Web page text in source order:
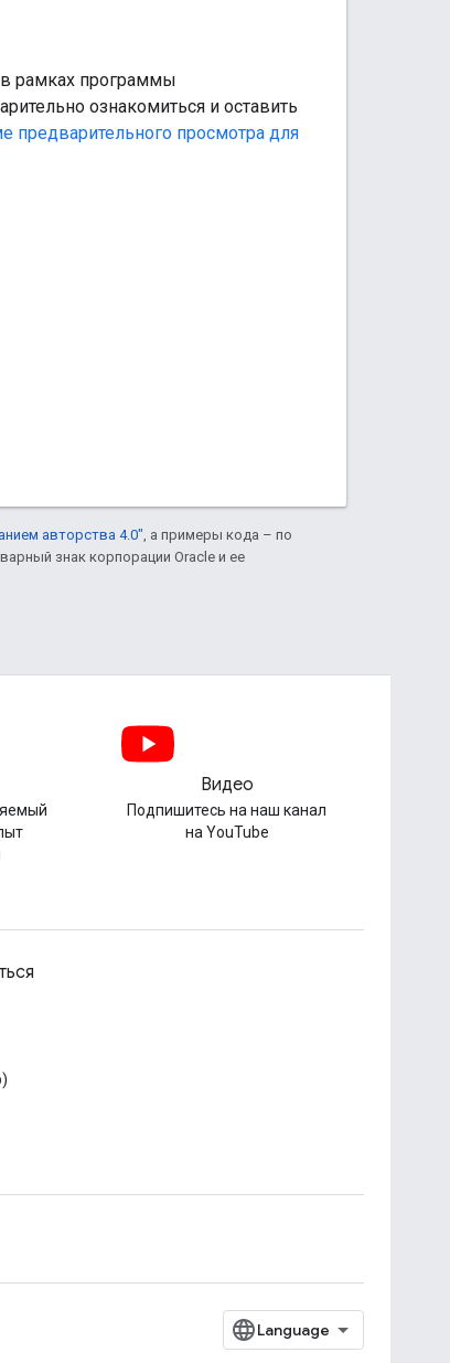
рамках программы
ознакомиться и оставить
предварительного просмотра для
авторства 4.0" , а примеры кода – по
знак корпорации Oracle и ее
Видео
Подпишитесь на наш канал
на YouTube